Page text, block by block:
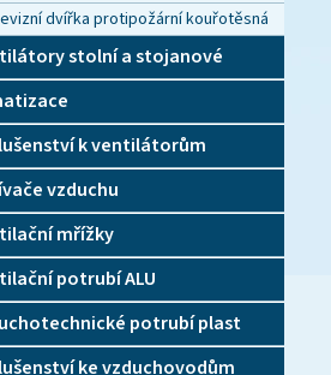
dvířka protipožární kouřotěsná
stolní a stojanové
k ventilátorům
vzduchu
mřížky
potrubí ALU
potrubí plast
ke vzduchovodům